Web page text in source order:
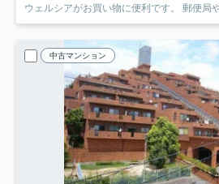
ウェルシアがお買い物に便利です。 郵便局
中古マンション